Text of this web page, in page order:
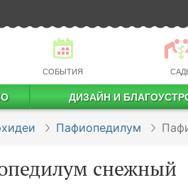
СОБЫТИЯ
ДИЗАЙН И
Пафиопедилум
снежный